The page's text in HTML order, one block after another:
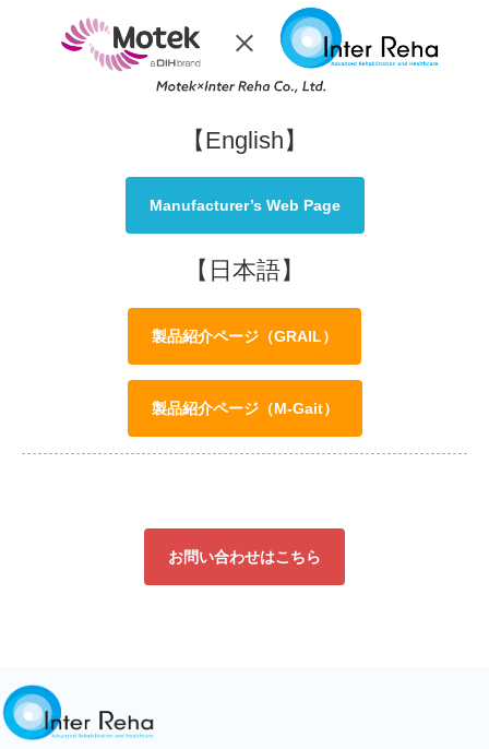
【English】
Manufacturer’s Web Page
【日本語】
製品紹介ページ（GRAIL）
製品紹介ページ（M-Gait）
お問い合わせはこちら